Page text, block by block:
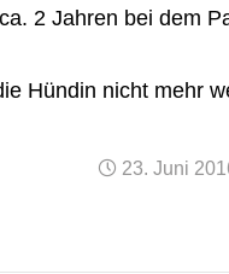
2 Jahren bei dem
Hündin nicht mehr
23. Juni